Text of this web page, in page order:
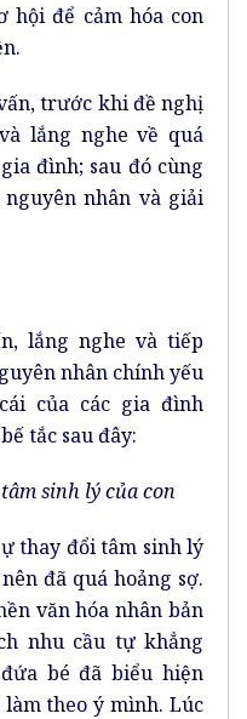
hội để cảm hóa con
trước khi đề nghị
lắng nghe về quá
đình; sau đó cùng
nhân và giải
lắng nghe và tiếp
nhân chính yếu
của các gia đình
tắc sau đây:
sinh lý của con
thay đổi tâm sinh lý
đã quá hoảng sợ.
văn hóa nhân bản
nhu cầu tự khẳng
bé đã biểu hiện
theo ý mình. Lúc